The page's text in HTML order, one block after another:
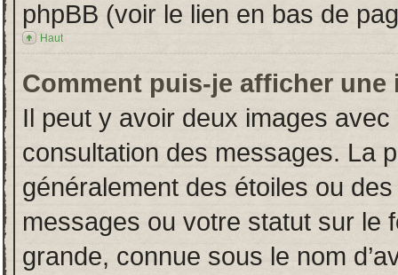
phpBB (voir le lien en bas de
Haut
Comment puis-je afficher une
Il peut y avoir deux images
consultation des messages. La
généralement des étoiles ou
messages ou votre statut sur le
grande, connue sous le nom